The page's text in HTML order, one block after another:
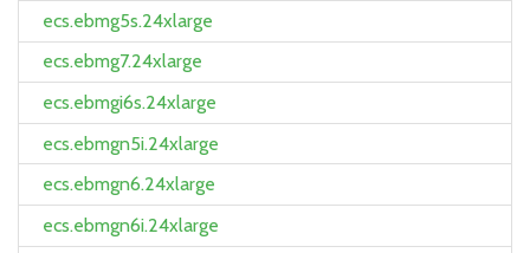
ecs.ebmg5s.24xlarge
ecs.ebmg7.24xlarge
ecs.ebmgi6s.24xlarge
ecs.ebmgn5i.24xlarge
ecs.ebmgn6.24xlarge
ecs.ebmgn6i.24xlarge